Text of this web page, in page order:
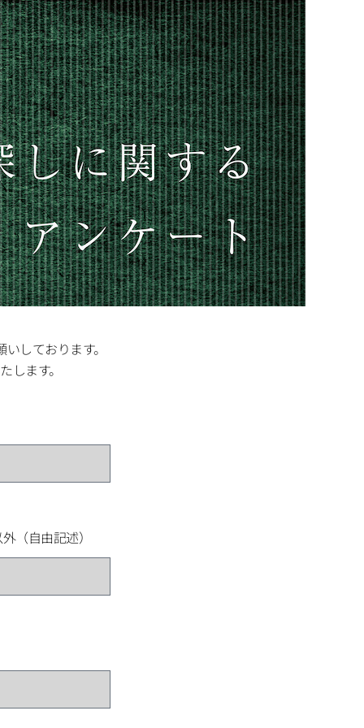
しております。
します。
（自由記述）